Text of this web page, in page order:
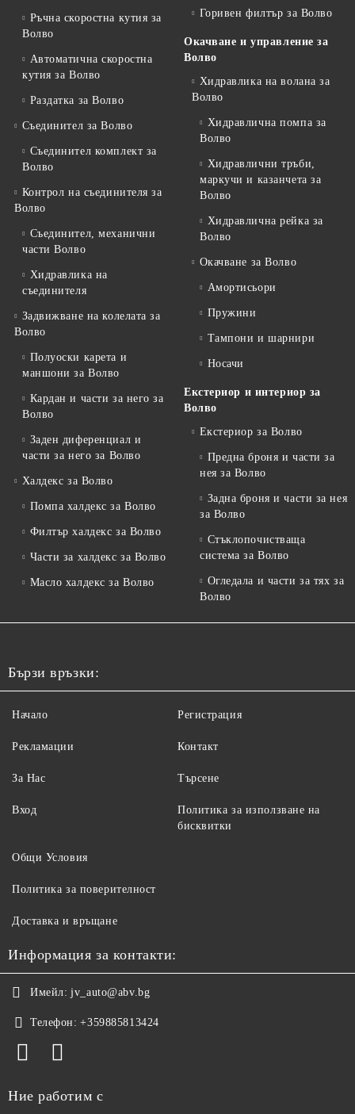
Ръчна скоростна кутия за
Волво
Автоматична скоростна
кутия за Волво
Раздатка за Волво
Съединител за Волво
Съединител комплект за
Волво
Контрол на съединителя за
Волво
Съединител, механични
части Волво
Хидравлика на
съединителя
Задвижване на колелата за
Волво
Полуоски карета и
маншони за Волво
Кардан и части за него за
Волво
Заден диференциал и
части за него за Волво
Халдекс за Волво
Помпа халдекс за Волво
Филтър халдекс за Волво
Части за халдекс за Волво
Масло халдекс за Волво
Горивен филтър за Волво
Окачване и управление за
Волво
Хидравлика на волана за
Волво
Хидравлична помпа за
Волво
Хидравлични тръби,
маркучи и казанчета за
Волво
Хидравлична рейка за
Волво
Окачване за Волво
Амортисьори
Пружини
Тампони и шарнири
Носачи
Екстериор и интериор за
Волво
Екстериор за Волво
Предна броня и части за
нея за Волво
Задна броня и части за нея
за Волво
Стъклопочистваща
система за Волво
Огледала и части за тях за
Волво
Бързи връзки:
Начало
Рекламации
За Нас
Вход
Регистрация
Контакт
Търсене
Политика за използване на
бисквитки
Общи Условия
Политика за поверителност
Доставка и връщане
Информация за контакти:
Имейл: jv_auto@abv.bg
Телефон: +359885813424
Ние работим с